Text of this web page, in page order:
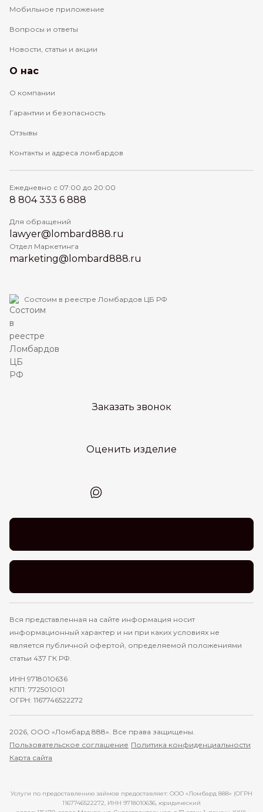
Мобильное приложение
Вопросы и ответы
Новости, статьи и акции
О нас
О компании
Гарантии и безопасность
Отзывы
Контакты и адреса ломбардов
Ежедневно с 07:00 до 20:00
8 804 333 6 888
Для обращений
lawyer@lombard888.ru
Отдел Маркетинга
marketing@lombard888.ru
Состоим в реестре Ломбардов ЦБ РФ
Заказать звонок
Оценить изделие
Вся представленная на сайте информация носит
информационный характер и ни при каких условиях не
является публичной офертой, определяемой положениями
статьи 437 ГК РФ.
ИНН 9718010636
КПП: 772501001
ОГРН: 1167746522272
2026, ООО «Ломбард 888». Все права защищены.
Пользовательское соглашение Политика конфиденциальности
Карта сайта
Услуги по предоставлению займов предоставляет: ООО «Ломбард 888» (ОГРН
1167746522272, ИНН 9718010636, юридический